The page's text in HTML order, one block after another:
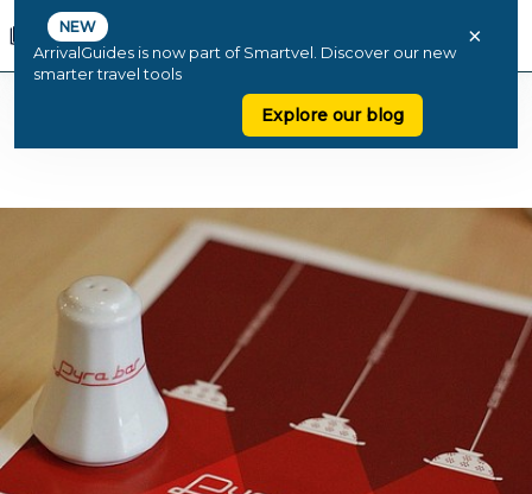
NEW
ArrivalGuides is now part of Smartvel. Discover our new
smarter travel tools
Explore our blog
×